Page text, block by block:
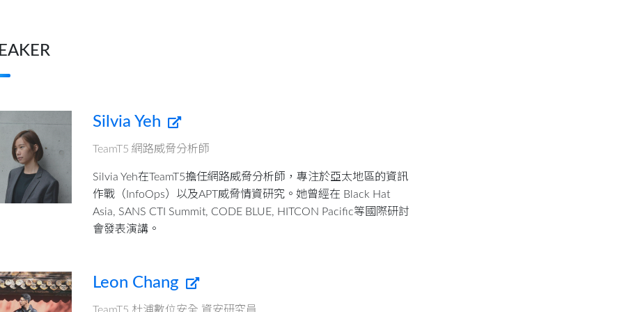
Silvia Yeh
TeamT5 網路威脅分析師
Silvia Yeh在TeamT5擔任網路威脅分析師，專注於亞太地區的資訊
作戰（InfoOps）以及APT威脅情資研究。她曾經在 Black Hat
Asia, SANS CTI Summit, CODE BLUE, HITCON Pacific等國際研討
會發表演講。
Leon Chang